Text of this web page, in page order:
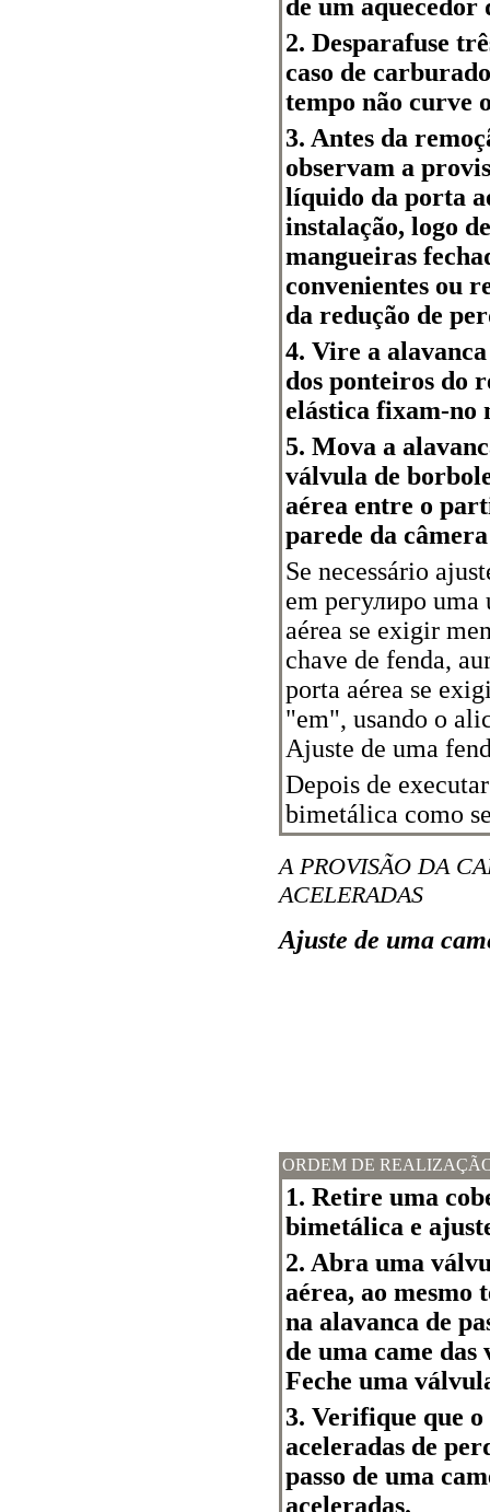
de um aquecedor
2. Desparafuse
caso de
tempo não curve
3. Antes da
observam a
líquido da porta
instalação, logo
mangueiras
convenientes ou
da redução de
4. Vire a
dos ponteiros do
elástica fixam-no
5. Mova a
válvula de
aérea entre o
parede da
Se necessário
em регулиро
aérea se exigir
chave de fenda,
porta aérea se
"em", usando o
Ajuste de uma
Depois de
bimetálica como
A PROVISÃO DA
ACELERADAS
Ajuste de uma
ORDEM DE
1. Retire uma
bimetálica e
2. Abra uma
aérea, ao mesmo
na alavanca de
de uma came
Feche uma
3. Verifique que
aceleradas de
passo de uma
aceleradas.